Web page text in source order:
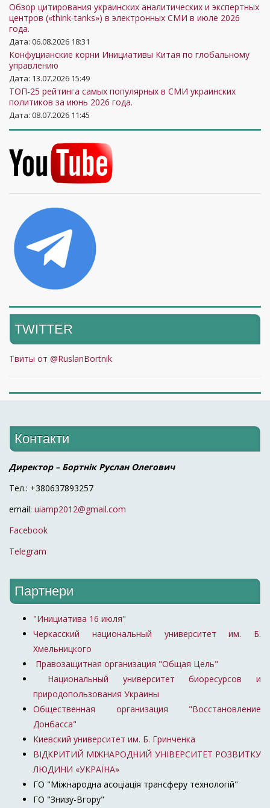
Обзор цитирования украинских аналитических и экспертных
центров («think-tanks») в электронных СМИ в июле 2026
года.
Дата: 06.08.2026 18:31
Конфуцианские корни Инициативы Китая по глобальному
управлению
Дата: 13.07.2026 15:49
ТОП-25 рейтинга самых популярных в СМИ украинских
политиков за июнь 2026 года.
Дата: 08.07.2026 11:45
TWITTER
Твиты от @RuslanBortnik
Контакти
Директор – Бортнік Руслан Олегович
Тел.: +380637893257
email: uiamp2012@gmail.com
Facebook
Telegram
Партнери
"Инициатива 16 июля"
Черкасский национальный университет им. Б.
Хмельницкого
Правозащитная организация "Общая Цель"
Национальный университет биоресурсов и
природопользования Украины
Общественная организация "Восстановление
Донбасса"
Киевский университет им. Б. Гринченка
ВІДКРИТИЙ МІЖНАРОДНИЙ УНІВЕРСИТЕТ РОЗВИТКУ
ЛЮДИНИ «УКРАЇНА»
ГО "Міжнародна асоціація трансферу технологій"
ГО "Знизу-Вгору"